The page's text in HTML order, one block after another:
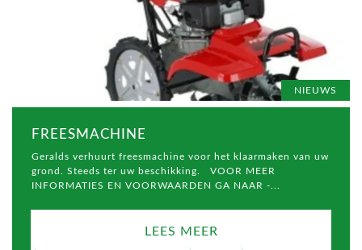
NIEUWS
FREESMACHINE
Geralds verhuurt freesmachine voor het klaarmaken van uw
grond. Steeds ter uw beschikking. VOOR MEER
INFORMATIES EN VOORWAARDEN GA NAAR -...
LEES MEER